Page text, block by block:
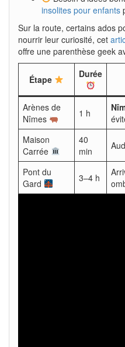
insolites pour enfants
Sur la route, certains ados
nourrir leur curiosité, cet
offre une parenthèse geek
Étape Durée
Arènes de
Nîmes
1 h
Maison
Carrée
40
min
Pont du
Gard
3–4 h